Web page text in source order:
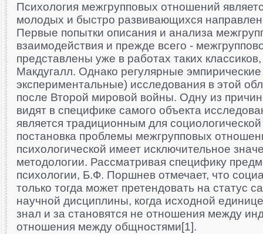
Психология межгрупповых отношений
молодых и быстро развивающихся
Первые попытки описания и анализа
взаимодействия и прежде всего -
представлены уже в работах таких
Макдугалл. Однако регулярные
экспериментальные) исследования в этой
после Второй мировой войны. Одну из
видят в специфике самого объекта
является традиционным для
постановка проблемы межгрупповых
психологической имеет исключительное
методологии. Рассматривая специфику
психологии, Б.Ф. Поршнев отмечает, что
только тогда может претендовать на статус
научной дисциплины, когда исходной
знал и за становятся не отношения между
отношения между общностями[1].